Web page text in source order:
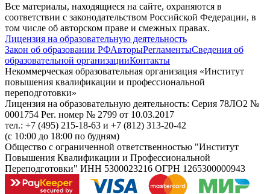
Все материалы, находящиеся на сайте, охраняются в
соответствии с законодательством Российской Федерации, в
том числе об авторском праве и смежных правах.
Лицензия на образовательную деятельность
Закон об образовании РФАвторыРегламентыСведения об
образовательной организацииКонтакты
Некоммерческая образовательная организация «Институт
повышения квалификации и профессиональной
переподготовки»
Лицензия на образовательную деятельность: Серия 78ЛО2 №
0001754 Рег. номер № 2799 от 10.03.2017
тел.: +7 (495) 215-18-63 и +7 (812) 313-20-42
(с 10:00 до 18:00 по будням)
Общество с ограниченной ответственностью "Институт
Повышения Квалификации и Профессиональной
Переподготовки" ИНН 5300023216 ОГРН 1265300000943